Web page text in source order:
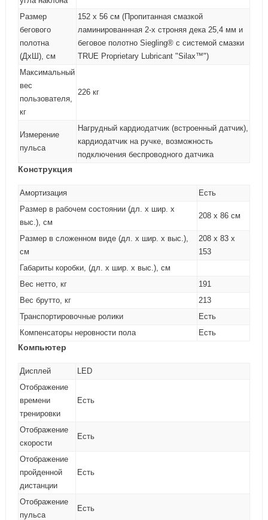
Размер
бегового
полотна
(ДхШ), см
152 х 56 см (Пропитанная смазкой
ламинированнная 2-х строняя дека 25,4 мм и
беговое полотно Siegling® с системой смазки
TRUE Proprietary Lubricant "Silax™")
Максимальный
вес
пользователя,
кг
226 кг
Измерение
пульса
Нагрудный кардиодатчик (встроенный датчик),
кардиодатчик на ручке, возможность
подключения беспроводного датчика
Конструкция
Амортизация
Есть
Размер в рабочем состоянии (дл. х шир. х
выс.), см
208 x 86 см
Размер в сложенном виде (дл. х шир. х выс.),
см
208 x 83 x
153
Габариты коробки, (дл. х шир. х выс.), см
Вес нетто, кг
191
Вес брутто, кг
213
Транспортировочные ролики
Есть
Компенсаторы неровности пола
Есть
Компьютер
Дисплей
LED
Отображение
времени
тренировки
Есть
Отображение
скорости
Есть
Отображение
пройденной
дистанции
Есть
Отображение
пульса
Есть